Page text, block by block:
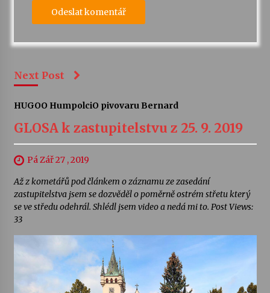
Next Post
HUGOO HumpolciO pivovaru Bernard
GLOSA k zastupitelstvu z 25. 9. 2019
Pá Zář 27 , 2019
Až z kometářů pod článkem o záznamu ze zasedání
zastupitelstva jsem se dozvěděl o poměrně ostrém střetu který
se ve středu odehrál. Shlédl jsem video a nedá mi to. Post Views:
33